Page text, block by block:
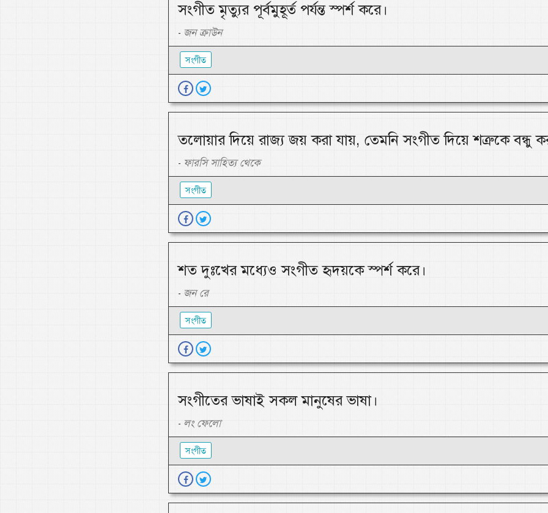
সংগীত মৃত্যুর পূর্বমুহূর্ত পর্যন্ত স্পর্শ করে।
- জন ক্রাউন
সংগীত
তলোয়ার দিয়ে রাজ্য জয় করা যায়, তেমনি সংগীত দিয়ে শত্রুকে বন্ধু
- ফারসি সাহিত্য থেকে
সংগীত
শত দুঃখের মধ্যেও সংগীত হৃদয়কে স্পর্শ করে।
- জন রে
সংগীত
সংগীতের ভাষাই সকল মানুষের ভাষা।
- লং ফেলো
সংগীত